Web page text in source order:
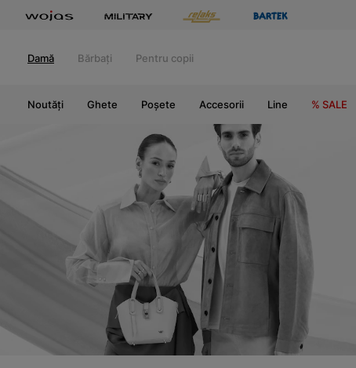
Damă Bărbați Pentru copii
Noutăți Ghete Poșete Accesorii Line % SALE